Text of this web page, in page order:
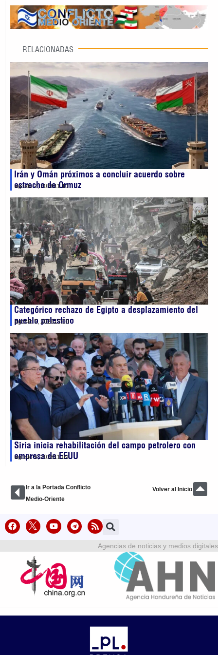
RELACIONADAS
Irán y Omán próximos a concluir acuerdo sobre
estrecho de Ormuz
agosto 7, 202611:10
Categórico rechazo de Egipto a desplazamiento del
pueblo palestino
agosto 5, 202613:00
Siria inicia rehabilitación del campo petrolero con
empresa de EEUU
agosto 5, 202611:09
Ir a la Portada Conflicto
Medio-Oriente
Volver al Inicio
Agencias de noticias y medios digitales